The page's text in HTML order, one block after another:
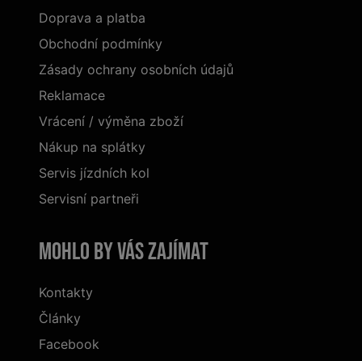
Doprava a platba
Obchodní podmínky
Zásady ochrany osobních údajů
Reklamace
Vrácení / výměna zboží
Nákup na splátky
Servis jízdních kol
Servisní partneři
Mohlo by vás zajímat
Kontakty
Články
Facebook